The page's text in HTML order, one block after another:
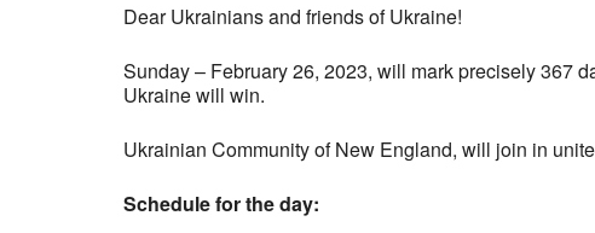
Dear Ukrainians and friends of Ukraine!
Sunday – February 26, 2023, will mark precisely 367
Ukraine will win.
Ukrainian Community of New England, will join in
Schedule for the day: